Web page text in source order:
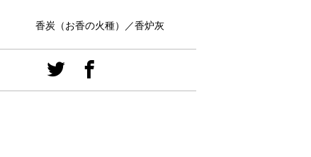
香炭（お香の火種）／香炉灰